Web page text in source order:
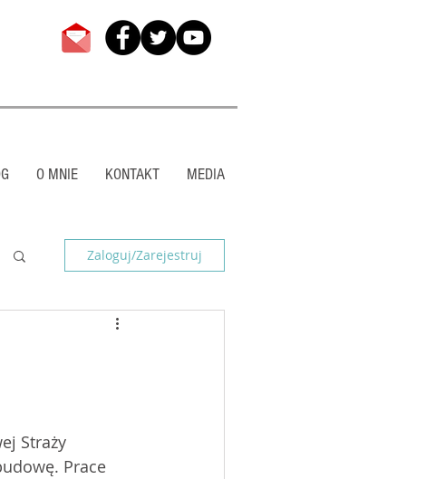
O MNIE KONTAKT MEDIA
Zaloguj/Zarejestruj
Prace